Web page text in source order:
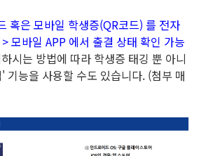
혹은 모바일 학생증(QR코드) 를 전자
모바일 APP 에서 출결 상태 확인 가능
시는 방법에 따라 학생증 태깅 뿐 아니
기능을 사용할 수도 있습니다. (첨부 매